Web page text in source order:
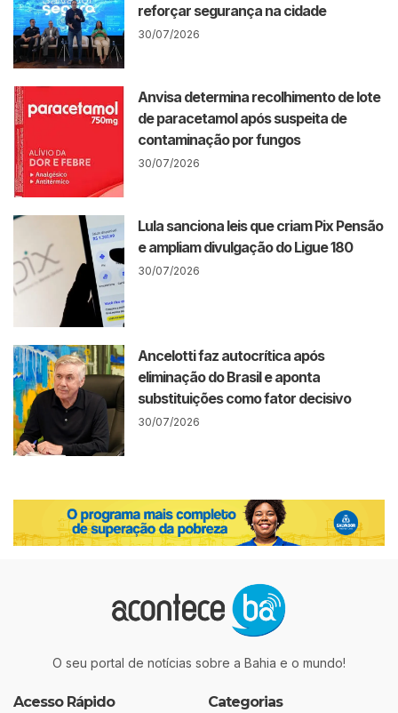
reforçar segurança na cidade
30/07/2026
Anvisa determina recolhimento de lote
de paracetamol após suspeita de
contaminação por fungos
30/07/2026
Lula sanciona leis que criam Pix Pensão
e ampliam divulgação do Ligue 180
30/07/2026
Ancelotti faz autocrítica após
eliminação do Brasil e aponta
substituições como fator decisivo
30/07/2026
O seu portal de notícias sobre a Bahia e o mundo!
Acesso Rápido Categorias